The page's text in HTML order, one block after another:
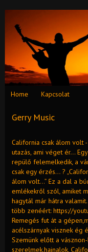
Home Kapcsolat
Gerry Music
California csak álom volt
utazás, ami véget ér…
repülő felemelkedik, a
csak egy érzés… ?
álom volt…” Ez a dal a
emlékekről szól, amiket
hagytál már hátra
több zenéért: https://
Remegés fut át a
acélszárnyak visznek ég
Szemünk előtt a
szerelmek,hajnalok,